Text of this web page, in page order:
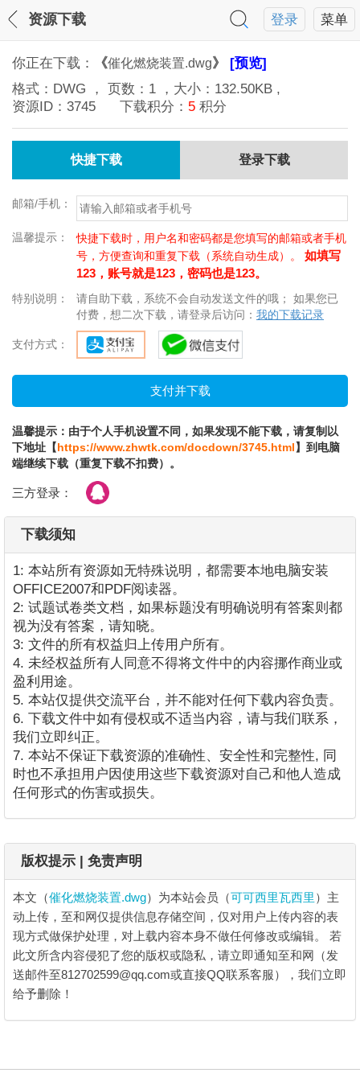
菜单
登录
资源下载
你正在下载： 《催化燃烧装置.dwg》 [预览]
格式： DWG ， 页数： 1 ，大小： 132.50KB ,
资源ID： 3745 下载积分： 5 积分
快捷下载 登录下载
邮箱/手机：
温馨提示：
快捷下载时，用户名和密码都是您填写的邮箱或者手机
号，方便查询和重复下载（系统自动生成）。 如填写
123，账号就是123，密码也是123。
特别说明：
请自助下载，系统不会自动发送文件的哦； 如果您已
付费，想二次下载，请登录后访问： 我的下载记录
支付方式：
温馨提示：由于个人手机设置不同，如果发现不能下载，请复制以
下地址【https://www.zhwtk.com/docdown/3745.html】到电脑
端继续下载（重复下载不扣费）。
三方登录：
下载须知
1: 本站所有资源如无特殊说明，都需要本地电脑安装
OFFICE2007和PDF阅读器。
2: 试题试卷类文档，如果标题没有明确说明有答案则都
视为没有答案，请知晓。
3: 文件的所有权益归上传用户所有。
4. 未经权益所有人同意不得将文件中的内容挪作商业或
盈利用途。
5. 本站仅提供交流平台，并不能对任何下载内容负责。
6. 下载文件中如有侵权或不适当内容，请与我们联系，
我们立即纠正。
7. 本站不保证下载资源的准确性、安全性和完整性, 同
时也不承担用户因使用这些下载资源对自己和他人造成
任何形式的伤害或损失。
版权提示 | 免责声明
本文（催化燃烧装置.dwg）为本站会员（可可西里瓦西里 ）主
动上传，至和网仅提供信息存储空间，仅对用户上传内容的表
现方式做保护处理，对上载内容本身不做任何修改或编辑。 若
此文所含内容侵犯了您的版权或隐私，请立即通知至和网（发
送邮件至812702599@qq.com或直接QQ联系客服），我们立即
给予删除！